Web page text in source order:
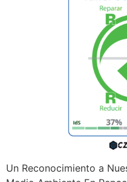
Un Reconocimiento a